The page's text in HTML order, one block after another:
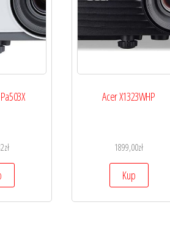
zł
Acer X1323WHP
1899,00zł
Kup